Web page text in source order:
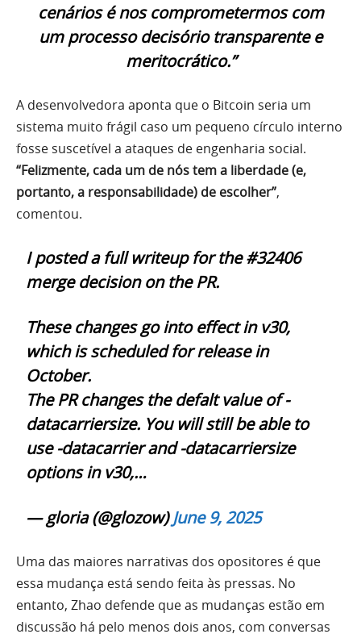
cenários é nos comprometermos com
um processo decisório transparente e
meritocrático.”
A desenvolvedora aponta que o Bitcoin seria um
sistema muito frágil caso um pequeno círculo interno
fosse suscetível a ataques de engenharia social.
“Felizmente, cada um de nós tem a liberdade (e,
portanto, a responsabilidade) de escolher”,
comentou.
I posted a full writeup for the #32406
merge decision on the PR.
These changes go into effect in v30,
which is scheduled for release in
October.
The PR changes the defalt value of -
datacarriersize. You will still be able to
use -datacarrier and -datacarriersize
options in v30,…
— gloria (@glozow)June 9, 2025
Uma das maiores narrativas dos opositores é que
essa mudança está sendo feita às pressas. No
entanto, Zhao defende que as mudanças estão em
discussão há pelo menos dois anos, com conversas